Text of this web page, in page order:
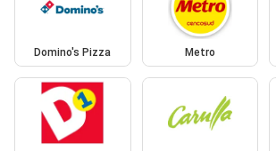
Domino's Pizza Metro